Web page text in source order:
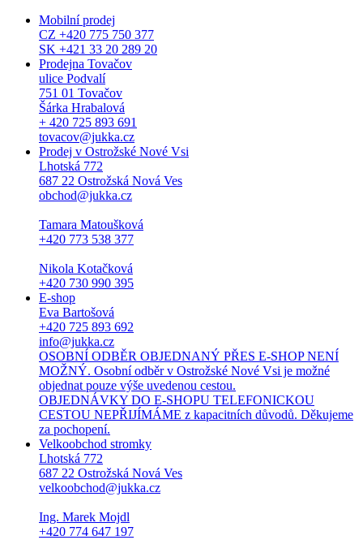
Mobilní prodej
CZ +420 775 750 377
SK +421 33 20 289 20
Prodejna Tovačov
ulice Podvalí
751 01 Tovačov
Šárka Hrabalová
+ 420 725 893 691
tovacov@jukka.cz
Prodej v Ostrožské Nové Vsi
Lhotská 772
687 22 Ostrožská Nová Ves
obchod@jukka.cz
Tamara Matoušková
+420 773 538 377
Nikola Kotačková
+420 730 990 395
E-shop
Eva Bartošová
+420 725 893 692
info@jukka.cz
OSOBNÍ ODBĚR OBJEDNANÝ PŘES E-SHOP NENÍ
MOŽNÝ. Osobní odběr v Ostrožské Nové Vsi je možné
objednat pouze výše uvedenou cestou.
OBJEDNÁVKY DO E-SHOPU TELEFONICKOU
CESTOU NEPŘIJÍMÁME z kapacitních důvodů. Děkujeme
za pochopení.
Velkoobchod stromky
Lhotská 772
687 22 Ostrožská Nová Ves
velkoobchod@jukka.cz
Ing. Marek Mojdl
+420 774 647 197